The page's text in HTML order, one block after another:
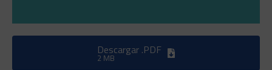
Descargar .PDF
2 MB